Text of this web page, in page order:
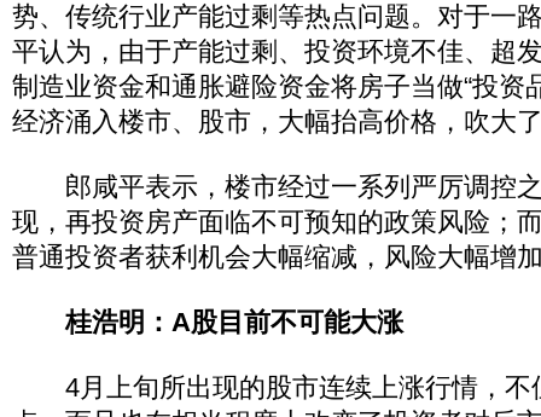
势、传统行业产能过剩等热点问题。对于一
平认为，由于产能过剩、投资环境不佳、超
制造业资金和通胀避险资金将房子当做“投资
经济涌入楼市、股市，大幅抬高价格，吹大
郎咸平表示，楼市经过一系列严厉调控
现，再投资房产面临不可预知的政策风险；
普通投资者获利机会大幅缩减，风险大幅增
桂浩明：A股目前不可能大涨
4月上旬所出现的股市连续上涨行情，不